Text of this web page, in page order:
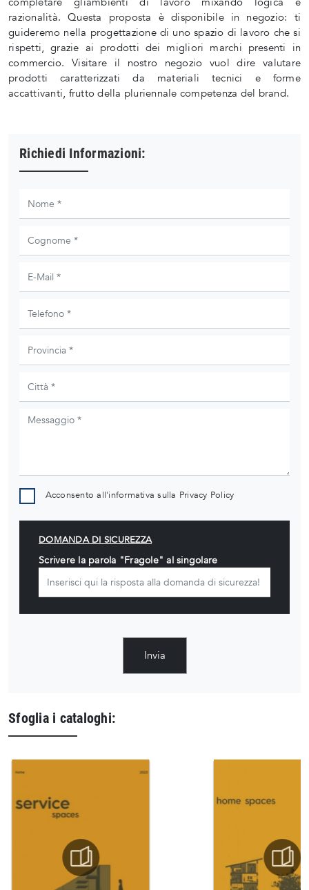
razionalità. Questa proposta è disponibile in negozio: ti
guideremo nella progettazione di uno spazio di lavoro che si
rispetti, grazie ai prodotti dei migliori marchi presenti in
commercio. Visitare il nostro negozio vuol dire valutare
prodotti caratterizzati da materiali tecnici e forme
accattivanti, frutto della pluriennale competenza del brand.
Richiedi Informazioni:
Acconsento all'informativa sulla Privacy Policy
DOMANDA DI SICUREZZA
Scrivere la parola "Fragole" al singolare
Invia
Sfoglia i cataloghi: